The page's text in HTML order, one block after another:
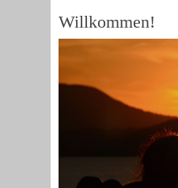
Willkommen!